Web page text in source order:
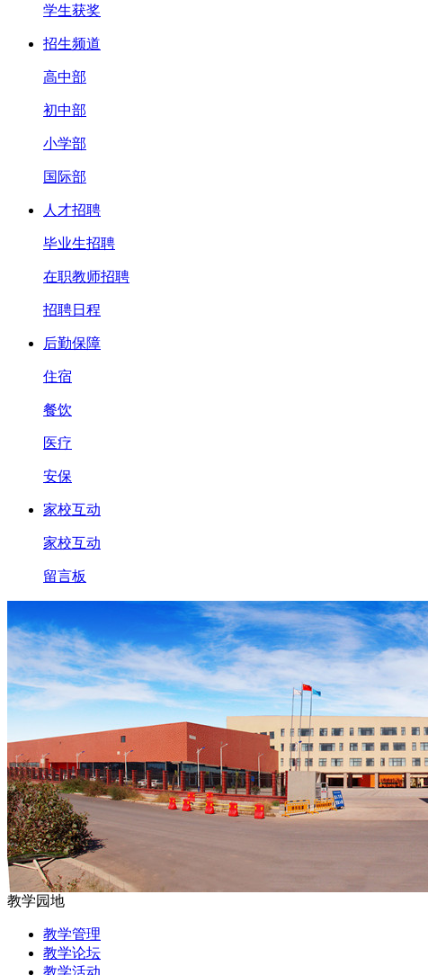
学生获奖
招生频道
高中部
初中部
小学部
国际部
人才招聘
毕业生招聘
在职教师招聘
招聘日程
后勤保障
住宿
餐饮
医疗
安保
家校互动
家校互动
留言板
教学园地
教学管理
教学论坛
教学活动